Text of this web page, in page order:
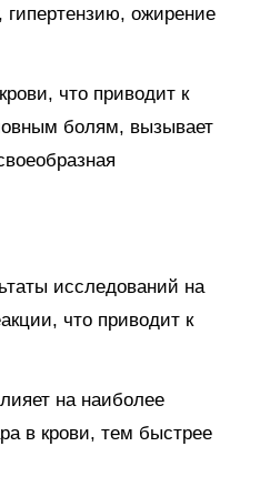
гипертензию, ожирение
что приводит к
болям, вызывает
исследований на
что приводит к
на наиболее
в крови, тем быстрее